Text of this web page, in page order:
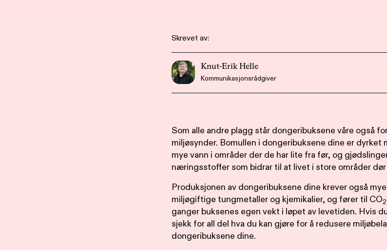
Skrevet av:
Knut-Erik Helle
Kommunikasjonsrådgiver
Som alle andre plagg står dongeribuksene våre også
miljøsynder. Bomullen i dongeribuksene dine er
mye vann i områder der de har lite fra før, og
næringsstoffer som bidrar til at livet i store områder
Produksjonen av dongeribuksene dine krever også
miljøgiftige tungmetaller og kjemikalier, og fører til CO2
ganger buksenes egen vekt i løpet av levetiden. Hvis
sjekk for all del hva du kan gjøre for å redusere
dongeribuksene dine.